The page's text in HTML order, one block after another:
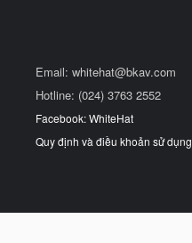
Email: whitehat@bkav.com
Hotline: (024) 3763 2552
Facebook: WhiteHat
Quy định và điều khoản sử dụng